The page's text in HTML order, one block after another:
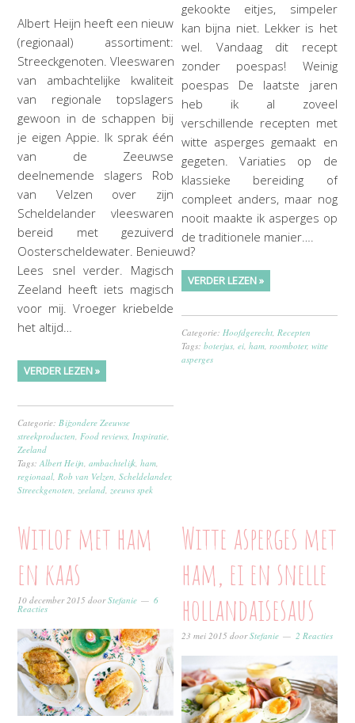
Albert Heijn heeft een nieuw
(regionaal) assortiment:
Streeckgenoten. Vleeswaren
van ambachtelijke kwaliteit
van regionale topslagers
gewoon in de schappen bij
je eigen Appie. Ik sprak één
van de Zeeuwse
deelnemende slagers Rob
van Velzen over zijn
Scheldelander vleeswaren
bereid met gezuiverd
Oosterscheldewater. Benieuwd?
Lees snel verder. Magisch
Zeeland heeft iets magisch
voor mij. Vroeger kriebelde
het altijd…
VERDER LEZEN »
Categorie: Bijzondere Zeeuwse
streekproducten Food reviews Inspiratie
Zeeland
Tags:Albert Heijn ,ambachtelijk ,ham
regionaal Rob van Velzen ,Scheldelander,
Streeckgenoten zeeland zeeuws spek
gekookte eitjes, simpeler
kan bijna niet. Lekker is het
wel. Vandaag dit recept
zonder poespas! Weinig
poespas De laatste jaren
heb ik al zoveel
verschillende recepten met
witte asperges gemaakt en
gegeten. Variaties op de
klassieke bereiding of
compleet anders, maar nog
nooit maakte ik asperges op
de traditionele manier….
VERDER LEZEN »
Categorie:Hoofdgerecht,Recepten
Tags:boterjus,ei,ham,roomboter,witte
asperges
Witlof met ham
en kaas
10 december 2015 doorStefanie 6
Reacties
Witte asperges met
ham, ei en snelle
hollandaisesaus
23 mei 2015 doorStefanie 2 Reacties